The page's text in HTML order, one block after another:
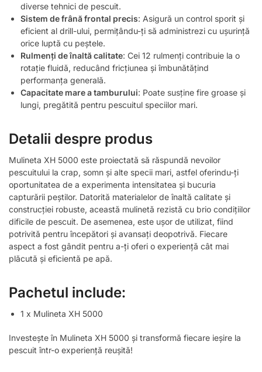
diverse tehnici de pescuit.
Sistem de frână frontal precis: Asigură un control sporit și
eficient al drill-ului, permițându-ți să administrezi cu ușurință
orice luptă cu peștele.
Rulmenți de înaltă calitate: Cei 12 rulmenți contribuie la o
rotație fluidă, reducând fricțiunea și îmbunătățind
performanța generală.
Capacitate mare a tamburului: Poate susține fire groase și
lungi, pregătită pentru pescuitul speciilor mari.
Detalii despre produs
Mulineta XH 5000 este proiectată să răspundă nevoilor
pescuitului la crap, somn și alte specii mari, astfel oferindu-ți
oportunitatea de a experimenta intensitatea și bucuria
capturării peștilor. Datorită materialelor de înaltă calitate și
construcției robuste, această mulinetă rezistă cu brio condițiilor
dificile de pescuit. De asemenea, este ușor de utilizat, fiind
potrivită pentru începători și avansați deopotrivă. Fiecare
aspect a fost gândit pentru a-ți oferi o experiență cât mai
plăcută și eficientă pe apă.
Pachetul include:
1 x Mulineta XH 5000
Investește în Mulineta XH 5000 și transformă fiecare ieșire la
pescuit într-o experiență reușită!